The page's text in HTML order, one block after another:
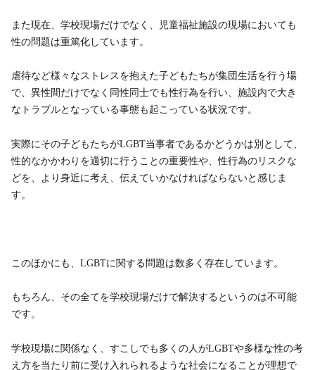
また現在、学校現場だけでなく、児童福祉施設の現場においても
性の問題は重篤化しています。
虐待など様々なストレスを抱えた子どもたちが集団生活を行う場
で、異性間だけでなく同性同士でも性行為を行い、施設内で大き
なトラブルとなっている事態も起こっている状況です。
実際にその子どもたちがLGBT当事者であるかどうかは別として、
性的なかかわりを適切に行うことの重要性や、性行為のリスクな
どを、より身近に考え、伝えていかなければならないと感じま
す。
このほかにも、LGBTに関する問題は数多く存在しています。
もちろん、その全てを学校現場だけで解決するというのは不可能
です。
学校現場に関係なく、すこしでも多くの人がLGBTや多様な性の考
え方を当たり前に受け入れられるような社会になることが理想で